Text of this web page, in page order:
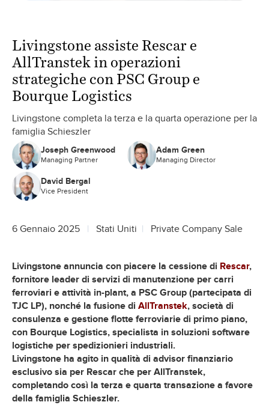
Livingstone assiste Rescar e
AllTranstek in operazioni
strategiche con PSC Group e
Bourque Logistics
Livingstone completa la terza e la quarta operazione per la
famiglia Schieszler
Joseph Greenwood
Managing Partner
Adam Green
Managing Director
David Bergal
Vice President
6 Gennaio 2025 Stati Uniti Private Company Sale
Livingstone annuncia con piacere la cessione di Rescar,
fornitore leader di servizi di manutenzione per carri
ferroviari e attività in-plant, a PSC Group (partecipata di
TJC LP), nonché la fusione di AllTranstek, società di
consulenza e gestione flotte ferroviarie di primo piano,
con Bourque Logistics, specialista in soluzioni software
logistiche per spedizionieri industriali.
Livingstone ha agito in qualità di advisor finanziario
esclusivo sia per Rescar che per AllTranstek,
completando così la terza e quarta transazione a favore
della famiglia Schieszler.